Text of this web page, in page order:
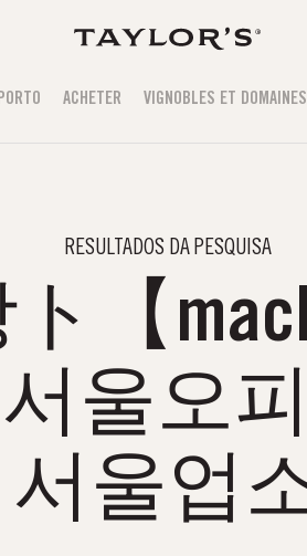
ACHETER VIGNOBLES ET DOMAINES
RESULTADOS DA PESQUISA
【
울오
서울업